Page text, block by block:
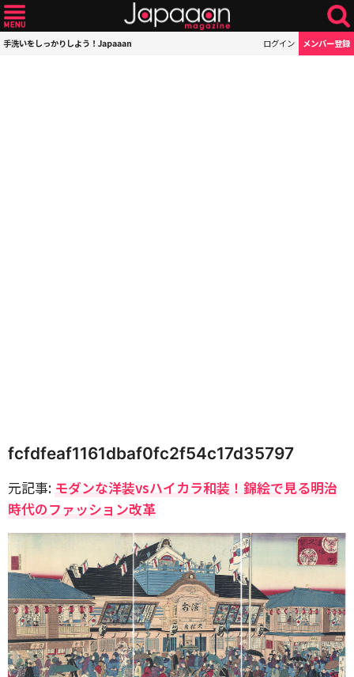
手洗いをしっかりしよう！Japaaan ログイン メンバー登録
fcfdfeaf1161dbaf0fc2f54c17d35797
元記事: モダンな洋装vsハイカラ和装！錦絵で見る明治
時代のファッション改革